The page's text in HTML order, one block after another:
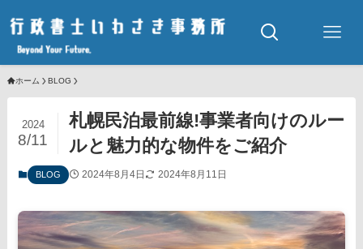
ホーム BLOG
札幌民泊最前線!事業者向けのルー
ルと魅力的な物件をご紹介
2024
8/11
BLOG 2024年8月4日 2024年8月11日